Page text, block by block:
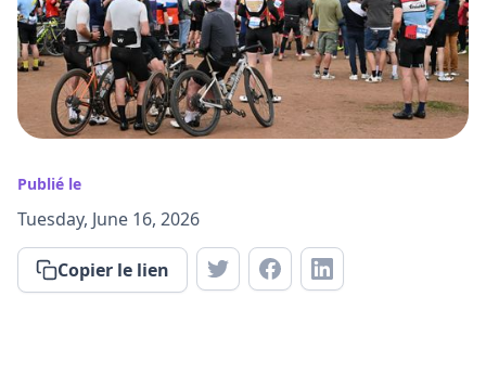
Publié le
Tuesday, June 16, 2026
Copier le lien